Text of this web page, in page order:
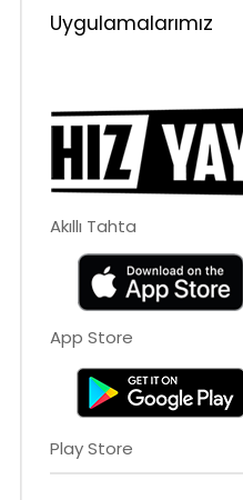
Uygulamalarımız
Akıllı Tahta
App Store
Play Store